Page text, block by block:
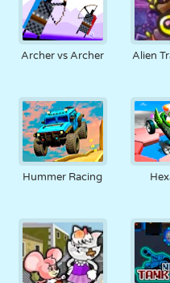
Archer vs Archer Alien
Hummer Racing